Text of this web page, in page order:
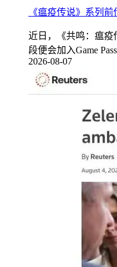
《瘟疫传说》系列
近日，《共鸣：瘟疫
段便会加入Game Pass
2026-08-07